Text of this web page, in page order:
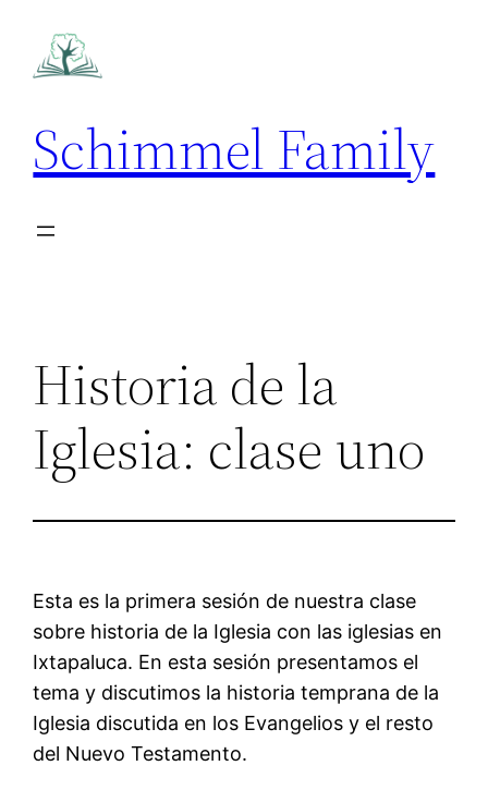
content
Schimmel Family
Historia de la
Iglesia: clase uno
Esta es la primera sesión de nuestra clase
sobre historia de la Iglesia con las iglesias en
Ixtapaluca. En esta sesión presentamos el
tema y discutimos la historia temprana de la
Iglesia discutida en los Evangelios y el resto
del Nuevo Testamento.